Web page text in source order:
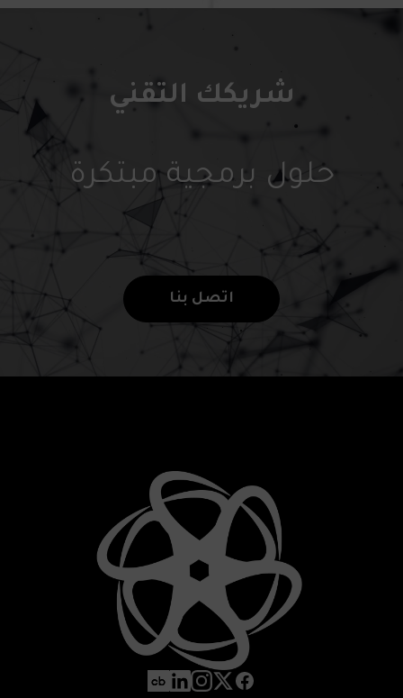
شريكك التقني
حلول برمجية مبتكرة
اتصل بنا